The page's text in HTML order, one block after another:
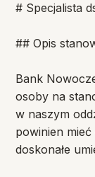
# Specjalista
## Opis
Bank
osoby na
w naszym
powinien
doskonałe